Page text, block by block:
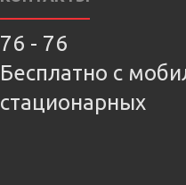
76 - 76
Бесплатно с
стационарных